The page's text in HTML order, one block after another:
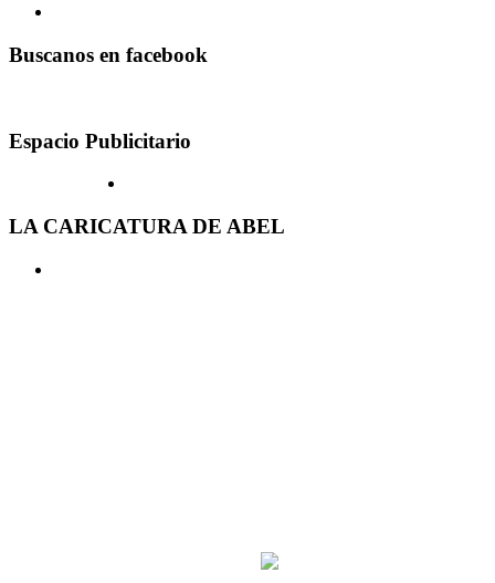
Buscanos en facebook
Espacio Publicitario
LA CARICATURA DE ABEL